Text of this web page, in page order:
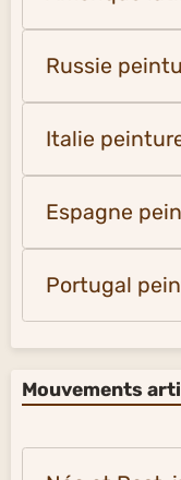
Russie
Italie
Espagne
Portugal
Mouvements